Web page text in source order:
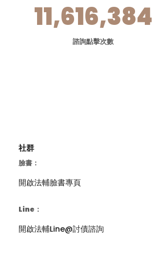
11,616,384
諮詢點擊次數
社群
臉書：
開啟法輔臉書專頁
Line：
開啟法輔Line@討債諮詢